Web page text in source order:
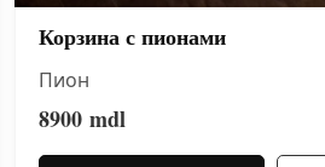
Корзина с пионами
Пион
8900 mdl